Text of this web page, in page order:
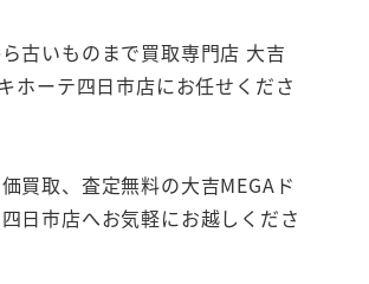
古いものまで買取専門店 大吉
ホーテ四日市店にお任せくださ
買取、査定無料の大吉MEGAド
日市店へお気軽にお越しくださ